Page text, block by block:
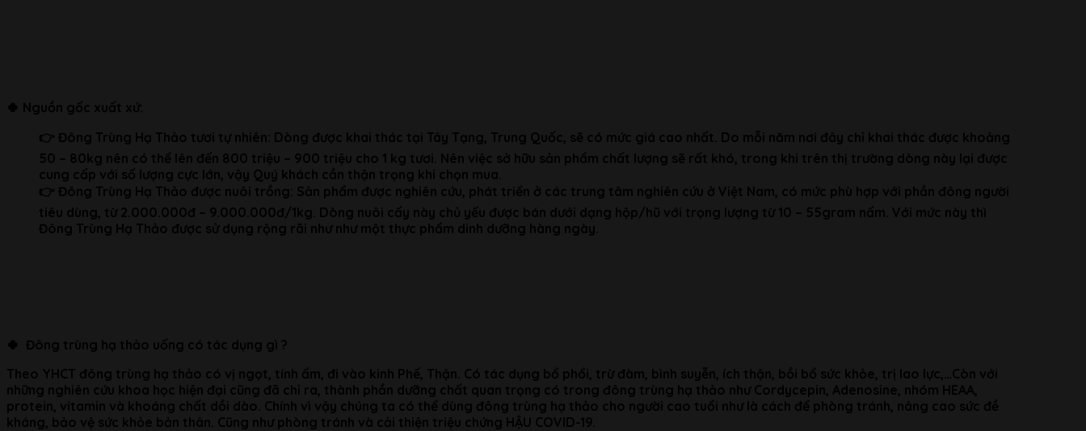
🍀 Nguồn gốc xuất xứ:
👉 Đông Trùng Hạ Thảo tươi tự nhiên: Dòng được khai thác tại Tây Tạng, Trung Quốc, sẽ có mức giá cao nhất. Do mỗi năm nơi đây chỉ khai thác được khoảng
50 – 80kg nên có thể lên đến 800 triệu – 900 triệu cho 1 kg tươi. Nên việc sở hữu sản phẩm chất lượng sẽ rất khó, trong khi trên thị trường dòng này lại được
cung cấp với số lượng cực lớn, vậy Quý khách cần thận trọng khi chọn mua.
👉 Đông Trùng Hạ Thảo được nuôi trồng: Sản phẩm được nghiên cứu, phát triển ở các trung tâm nghiên cứu ở Việt Nam, có mức phù hợp với phần đông người
tiêu dùng, từ 2.000.000đ – 9.000.000đ/1kg. Dòng nuôi cấy này chủ yếu được bán dưới dạng hộp/hũ với trọng lượng từ 10 – 55gram nấm. Với mức này thì
Đông Trùng Hạ Thảo được sử dụng rộng rãi như như một thực phẩm dinh dưỡng hàng ngày.
🍀 Đông trùng hạ thảo uống có tác dụng gì ?
Theo YHCT đông trùng hạ thảo có vị ngọt, tính ấm, đi vào kinh Phế, Thận. Có tác dụng bổ phổi, trừ đàm, bình suyễn, ích thận, bồi bổ sức khỏe, trị lao lực,…Còn với
những nghiên cứu khoa học hiện đại cũng đã chỉ ra, thành phần dưỡng chất quan trọng có trong đông trùng hạ thảo như Cordycepin, Adenosine, nhóm HEAA,
protein, vitamin và khoáng chất dồi dào. Chính vì vậy chúng ta có thể dùng đông trùng hạ thảo cho người cao tuổi như là cách để phòng tránh, nâng cao sức đề
kháng, bảo vệ sức khỏe bản thân. Cũng như phòng tránh và cải thiện triệu chứng HẬU COVID-19.